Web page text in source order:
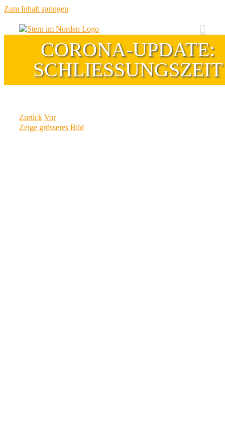
Zum Inhalt springen
CORONA-UPDATE:
SCHLIESSUNGSZEIT
Zurück Vor
Zeige grösseres Bild